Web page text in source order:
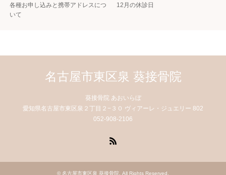
各種お申し込みと携帯アドレスにつ
いて
12月の休診日
名古屋市東区泉 葵接骨院
葵接骨院 あおいらぼ
愛知県名古屋市東区泉２丁目２−３０ ヴィアーレ・ジュエリー 802
052-908-2106
© 名古屋市東区泉 葵接骨院 . All Rights Reserved.